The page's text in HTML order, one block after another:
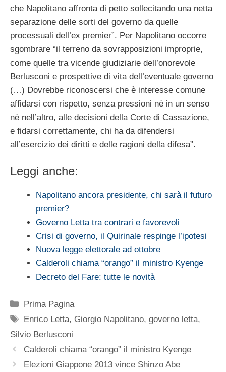
che Napolitano affronta di petto sollecitando una netta
separazione delle sorti del governo da quelle
processuali dell’ex premier”. Per Napolitano occorre
sgombrare “il terreno da sovrapposizioni improprie,
come quelle tra vicende giudiziarie dell’onorevole
Berlusconi e prospettive di vita dell’eventuale governo
(…) Dovrebbe riconoscersi che è interesse comune
affidarsi con rispetto, senza pressioni nè in un senso
nè nell’altro, alle decisioni della Corte di Cassazione,
e fidarsi correttamente, chi ha da difendersi
all’esercizio dei diritti e delle ragioni della difesa”.
Leggi anche:
Napolitano ancora presidente, chi sarà il futuro
premier?
Governo Letta tra contrari e favorevoli
Crisi di governo, il Quirinale respinge l’ipotesi
Nuova legge elettorale ad ottobre
Calderoli chiama “orango” il ministro Kyenge
Decreto del Fare: tutte le novità
Categorie
Prima Pagina
Tag
Enrico Letta, Giorgio Napolitano,governo letta,
Silvio Berlusconi
Calderoli chiama “orango” il ministro Kyenge
Elezioni Giappone 2013 vince Shinzo Abe